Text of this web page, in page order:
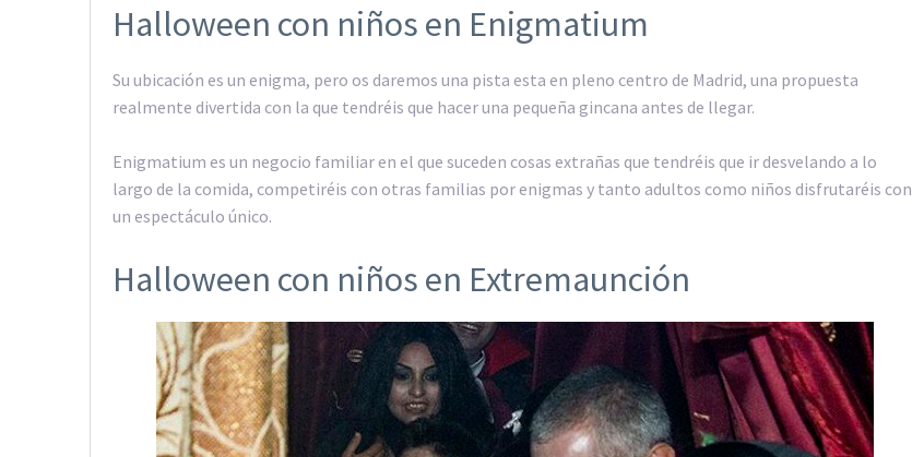
Halloween con niños en Enigmatium
Su ubicación es un enigma, pero os daremos una pista esta en pleno centro de Madrid, una propuesta
realmente divertida con la que tendréis que hacer una pequeña gincana antes de llegar.
Enigmatium es un negocio familiar en el que suceden cosas extrañas que tendréis que ir desvelando a lo
largo de la comida, competiréis con otras familias por enigmas y tanto adultos como niños disfrutaréis con
un espectáculo único.
Halloween con niños en Extremaunción